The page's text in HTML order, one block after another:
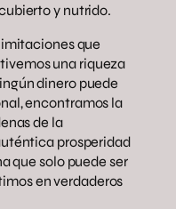
y nutrido.
que
una riqueza
dinero puede
encontramos la
de la
prosperidad
que solo puede ser
en verdaderos